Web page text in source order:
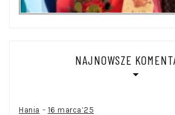
NAJNOWSZE
Hania - 16 marca’25